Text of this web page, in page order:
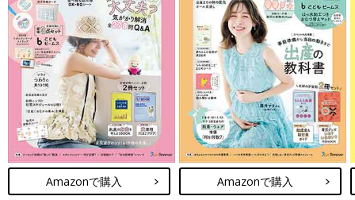
Amazonで購入 Amazonで購入